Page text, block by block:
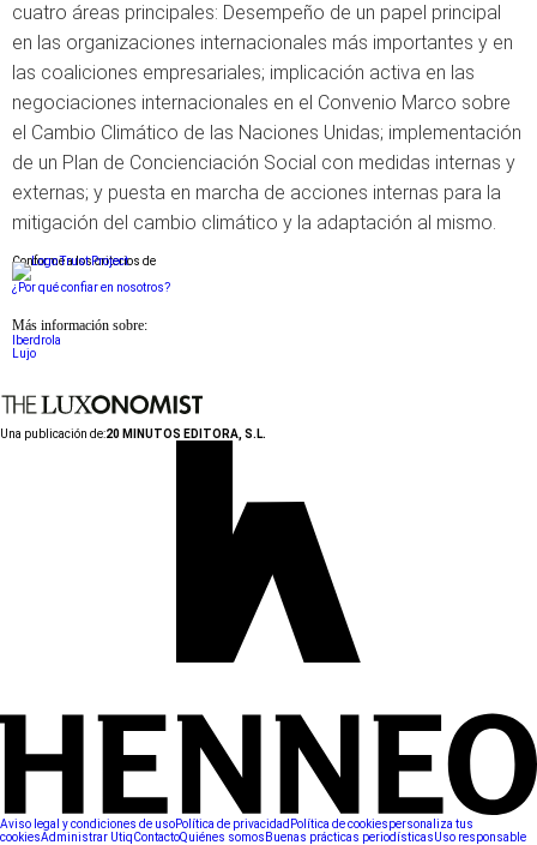
cuatro áreas principales: Desempeño de un papel principal
en las organizaciones internacionales más importantes y en
las coaliciones empresariales; implicación activa en las
negociaciones internacionales en el Convenio Marco sobre
el Cambio Climático de las Naciones Unidas; implementación
de un Plan de Concienciación Social con medidas internas y
externas; y puesta en marcha de acciones internas para la
mitigación del cambio climático y la adaptación al mismo.
Conforme a los criterios de
¿Por qué confiar en nosotros?
Más información sobre:
Iberdrola
Lujo
Una publicación de:20 MINUTOS EDITORA, S.L.
Aviso legal y condiciones de usoPolítica de privacidad Política de cookiespersonaliza tus
cookiesAdministrar UtiqContactoQuiénes somos Buenas prácticas periodísticasUso responsable